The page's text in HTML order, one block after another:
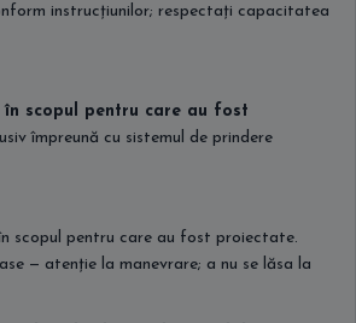
instrucțiunilor; respectați capacitatea
în scopul pentru care au fost
împreună cu sistemul de prindere
scopul pentru care au fost proiectate.
— atenție la manevrare; a nu se lăsa la